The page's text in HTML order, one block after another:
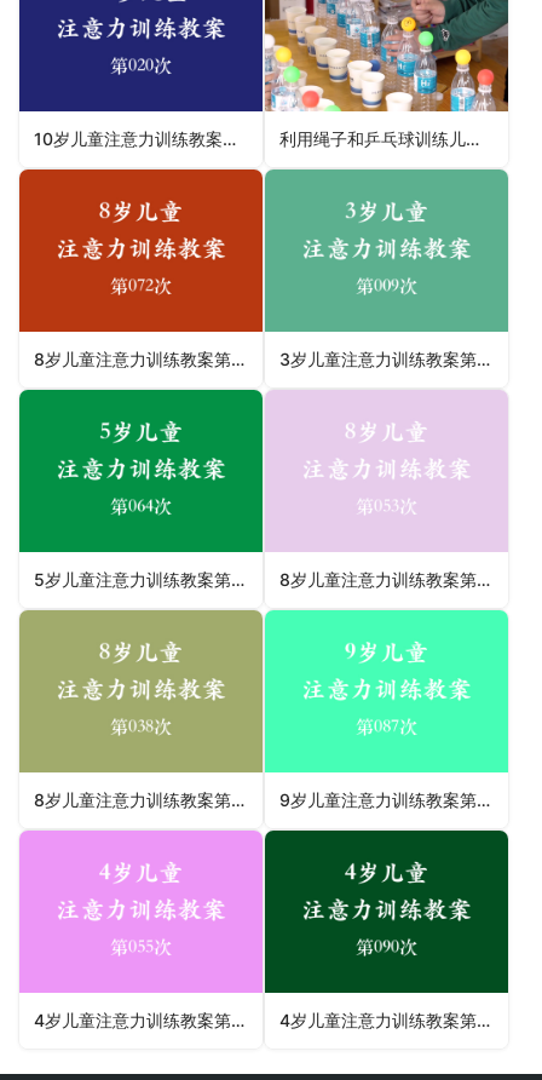
10岁儿童注意力训练教案第020次 共96次 利用绳子和乒乓球训练儿童注意力手部精细动作能力
8岁儿童注意力训练教案第072次 共96次 3岁儿童注意力训练教案第009次 共96次
5岁儿童注意力训练教案第064次 共96次 8岁儿童注意力训练教案第053次 共96次
8岁儿童注意力训练教案第038次 共96次 9岁儿童注意力训练教案第087次 共96次
4岁儿童注意力训练教案第055次 共96次 4岁儿童注意力训练教案第090次 共96次